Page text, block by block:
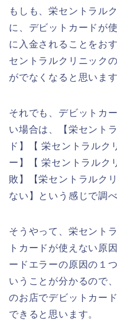
もしも、栄セントラル
に、デビットカードが
に入金されることをお
セントラルクリニック
がでなくなると思います
それでも、デビットカ
い場合は、【栄セント
ド】【 栄セントラル
ー】【 栄セントラル
敗】【栄セントラルク
ない】という感じで調
そうやって、栄セント
トカードが使えない原
ードエラーの原因の１
いうことが分かるので
のお店でデビットカー
できると思います。